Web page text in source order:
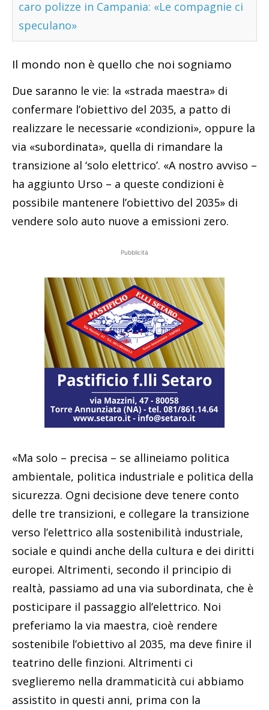
caro polizze in Campania: «Le compagnie ci
speculano»
Il mondo non è quello che noi sogniamo
Due saranno le vie: la «strada maestra» di
confermare l’obiettivo del 2035, a patto di
realizzare le necessarie «condizioni», oppure la
via «subordinata», quella di rimandare la
transizione al ‘solo elettrico’. «A nostro avviso –
ha aggiunto Urso – a queste condizioni è
possibile mantenere l’obiettivo del 2035» di
vendere solo auto nuove a emissioni zero.
Pubblicità
«Ma solo – precisa – se allineiamo politica
ambientale, politica industriale e politica della
sicurezza. Ogni decisione deve tenere conto
delle tre transizioni, e collegare la transizione
verso l’elettrico alla sostenibilità industriale,
sociale e quindi anche della cultura e dei diritti
europei. Altrimenti, secondo il principio di
realtà, passiamo ad una via subordinata, che è
posticipare il passaggio all’elettrico. Noi
preferiamo la via maestra, cioè rendere
sostenibile l’obiettivo al 2035, ma deve finire il
teatrino delle finzioni. Altrimenti ci
sveglieremo nella drammaticità cui abbiamo
assistito in questi anni, prima con la